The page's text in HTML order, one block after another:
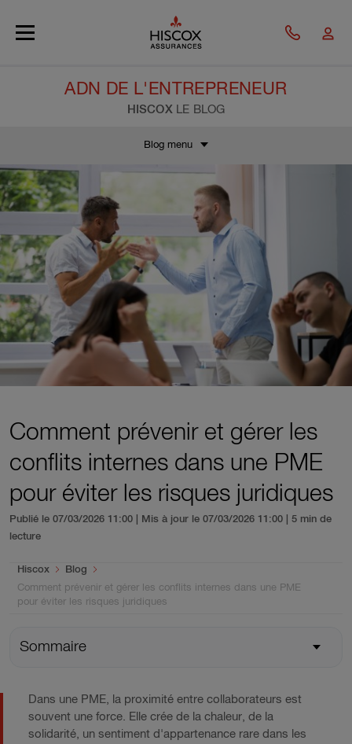
ADN DE L'ENTREPRENEUR
HISCOX LE BLOG
Blog menu
Comment prévenir et gérer les
conflits internes dans une PME
pour éviter les risques juridiques
Publié le 07/03/2026 11:00 | Mis à jour le 07/03/2026 11:00
| 5 min de
lecture
You are here:
Hiscox
Blog
Comment prévenir et gérer les conflits internes dans une PME
pour éviter les risques juridiques
Sommaire
Dans une PME, la proximité entre collaborateurs est
souvent une force. Elle crée de la chaleur, de la
solidarité, un sentiment d'appartenance rare dans les